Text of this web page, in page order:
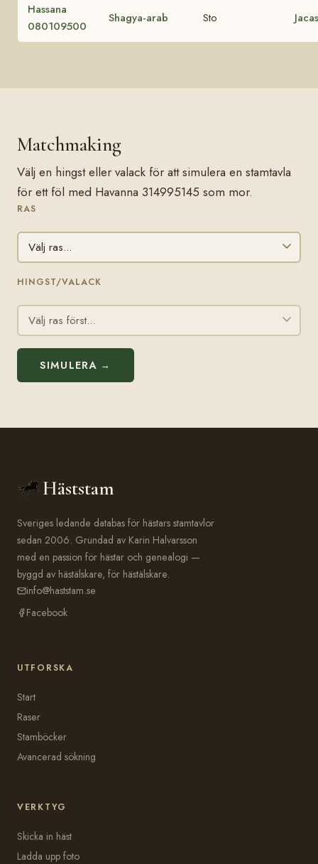
Hassana
080109500
Shagya-arab Sto
Matchmaking
Välj en hingst eller valack för att simulera en stamtavla
för ett föl med Havanna 314995145 som mor.
RAS
HINGST/VALACK
SIMULERA →
Häststam
Sveriges ledande databas för hästars stamtavlor
sedan 2006. Grundad av Karin Halvarsson
med en passion för hästar och genealogi —
byggd av hästälskare, för hästälskare.
info@haststam.se
Facebook
UTFORSKA
Start
Raser
Stamböcker
Avancerad sökning
VERKTYG
Skicka in häst
Ladda upp foto